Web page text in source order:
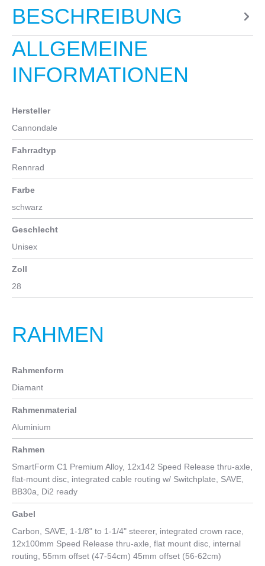
BESCHREIBUNG
ALLGEMEINE
INFORMATIONEN
Hersteller
Cannondale
Fahrradtyp
Rennrad
Farbe
schwarz
Geschlecht
Unisex
Zoll
28
RAHMEN
Rahmenform
Diamant
Rahmenmaterial
Aluminium
Rahmen
SmartForm C1 Premium Alloy, 12x142 Speed Release thru-axle,
flat-mount disc, integrated cable routing w/ Switchplate, SAVE,
BB30a, Di2 ready
Gabel
Carbon, SAVE, 1-1/8" to 1-1/4" steerer, integrated crown race,
12x100mm Speed Release thru-axle, flat mount disc, internal
routing, 55mm offset (47-54cm) 45mm offset (56-62cm)